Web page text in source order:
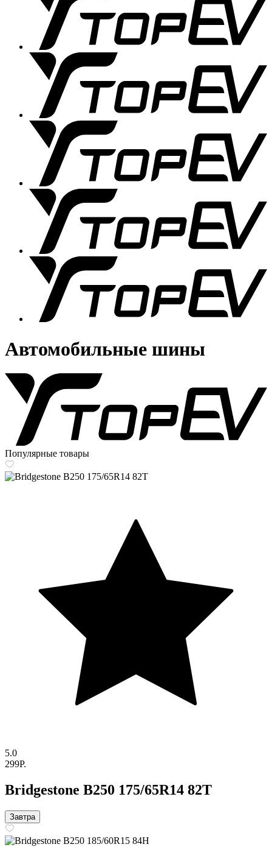
Автомобильные шины
Популярные товары
5.0
299P.
Bridgestone B250 175/65R14 82T
Завтра